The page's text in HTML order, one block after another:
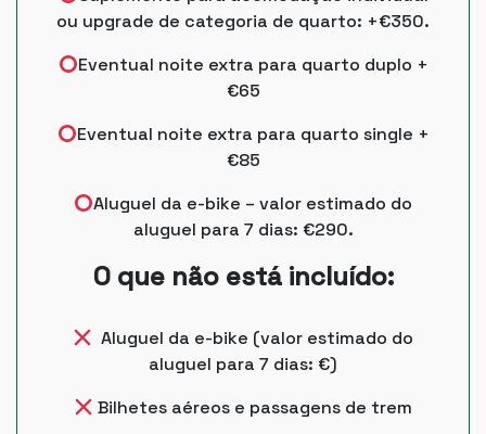
ou upgrade de categoria de quarto: +€350.
Eventual noite extra para quarto duplo +
€65
Eventual noite extra para quarto single +
€85
Aluguel da e-bike – valor estimado do
aluguel para 7 dias: €290.
O que não está incluído:
Aluguel da e-bike (valor estimado do
aluguel para 7 dias: €)
Bilhetes aéreos e passagens de trem